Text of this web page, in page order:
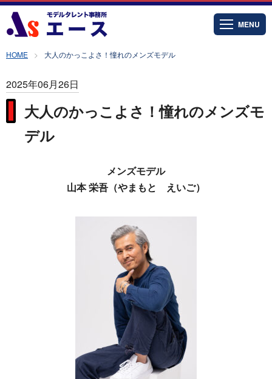
MENU
HOME 大人のかっこよさ！憧れのメンズモデル
2025年06月26日
大人のかっこよさ！憧れのメンズモ
デル
メンズモデル
山本 栄吾（やまもと えいご）